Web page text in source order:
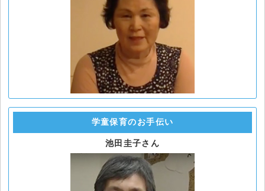
学童保育のお手伝い
池田圭子さん